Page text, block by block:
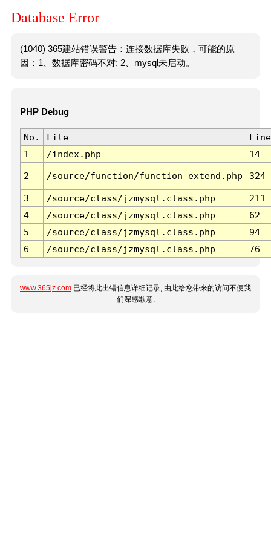
Database Error
(1040) 365建站错误警告：连接数据库失败，可能的原
因：1、数据库密码不对; 2、mysql未启动。
PHP Debug
No. File
Line
1
/index.php 14
2 /source/function/function_extend.php 324
3 /source/class/jzmysql.class.php
211
4
/source/class/jzmysql.class.php
62
5
/source/class/jzmysql.class.php
94
6
/source/class/jzmysql.class.php 76
www.365jz.com 已经将此出错信息详细记录, 由此给您带来的访问不便我
们深感歉意.